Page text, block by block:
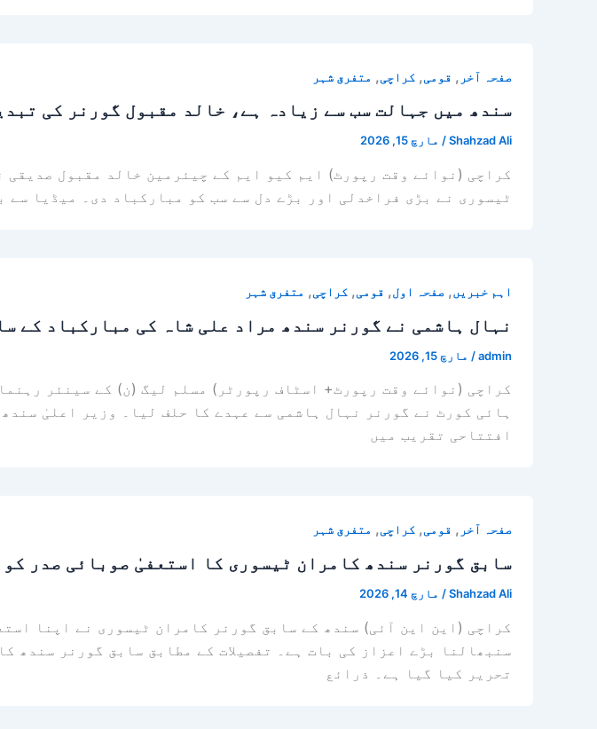
صفحہ آخر , قومی, کراچی, متفرق شہر
سندھ میں جہالت سب سے زیادہ ہے، خالد مقبول گورنر کی
Shahzad Ali
/ مارچ 15, 2026
کراچی (نوائے وقت رپورٹ) ایم کیو ایم کے چیئرمین خالد مقبول
ٹیسوری نے بڑی فراخدلی اور بڑے دل سے سب کو مبارکباد دی۔ میڈیا
اہم خبریں, صفحہ اول, قومی, کراچی, متفرق شہر
نہال ہاشمی نے گورنر سندھ مراد علی شاہ کی مبارکباد کے
admin
/ مارچ 15, 2026
کراچی (نوائے وقت رپورٹ+ اسٹاف رپورٹر) مسلم لیگ (ن) کے سینئر
ہائی کورٹ نے گورنر نہال ہاشمی سے عہدے کا حلف لیا۔ وزیر اعلیٰ
افتتاحی تقریب میں
صفحہ آخر , قومی, کراچی, متفرق شہر
سابق گورنر سندھ کامران ٹیسوری کا استعفیٰ صوبائی صدر
Shahzad Ali
/ مارچ 14, 2026
کراچی (این این آئی) سندھ کے سابق گورنر کامران ٹیسوری نے اپنا
سنبھالنا بڑے اعزاز کی بات ہے۔ تفصیلات کے مطابق سابق گورنر سندھ
تحریر کیا گیا ہے۔ ذرائع